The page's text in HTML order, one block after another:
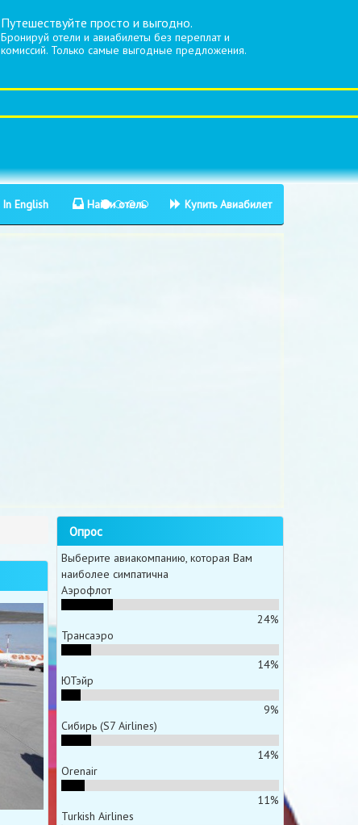
Путешествуйте просто и выгодно.
Бронируй отели и авиабилеты без переплат и
комиссий. Только самые выгодные предложения.
In English Найти отель Купить Авиабилет
Опрос
Выберите авиакомпанию, которая Вам
наиболее симпатична
Аэрофлот
24%
Трансаэро
14%
ЮТэйр
9%
Сибирь (S7 Airlines)
14%
Orenair
11%
Turkish Airlines